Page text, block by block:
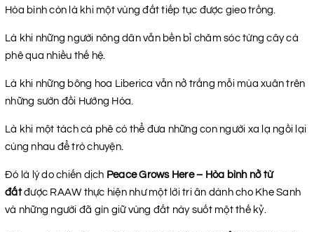
Hòa bình còn là khi một vùng đất tiếp tục được gieo trồng.
Là khi những người nông dân vẫn bền bỉ chăm sóc từng cây cà
phê qua nhiều thế hệ.
Là khi những bông hoa Liberica vẫn nở trắng mỗi mùa xuân trên
những sườn đồi Hướng Hóa.
Là khi một tách cà phê có thể đưa những con người xa lạ ngồi lại
cùng nhau để trò chuyện.
Đó là lý do chiến dịch Peace Grows Here – Hòa bình nở từ
đấtđược RAAW thực hiện như một lời tri ân dành cho Khe Sanh
và những người đã gìn giữ vùng đất này suốt một thế kỷ.